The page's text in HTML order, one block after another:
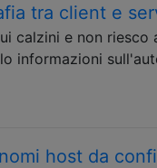
tra client e
calzini e non
informazioni
host da